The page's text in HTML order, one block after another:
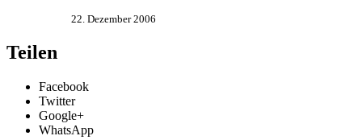
22. Dezember 2006
Teilen
Facebook
Twitter
Google+
WhatsApp